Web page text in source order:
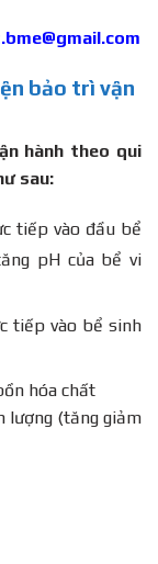
bảo trì vận
hành theo qui
sau:
tiếp vào đầu bể
pH của bể vi
tiếp vào bể sinh
hóa chất
lượng (tăng giảm